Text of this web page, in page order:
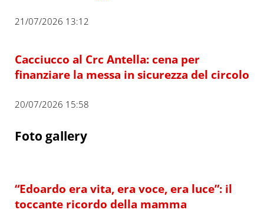
21/07/2026 13:12
Cacciucco al Crc Antella: cena per
finanziare la messa in sicurezza del circolo
20/07/2026 15:58
Foto gallery
“Edoardo era vita, era voce, era luce”: il
toccante ricordo della mamma